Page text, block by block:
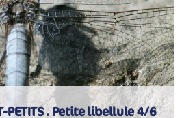
PETITS . Petite libellule 4/6